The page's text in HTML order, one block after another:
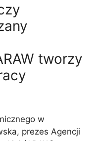
tworzy
w
prezes Agencji